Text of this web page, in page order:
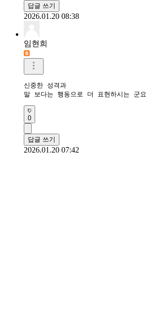
답글 쓰기
2026.01.20 08:38
임현희
신중한 성격과
말 보다는 행동으로 더 표현하시는 군요
0
답글 쓰기
2026.01.20 07:42